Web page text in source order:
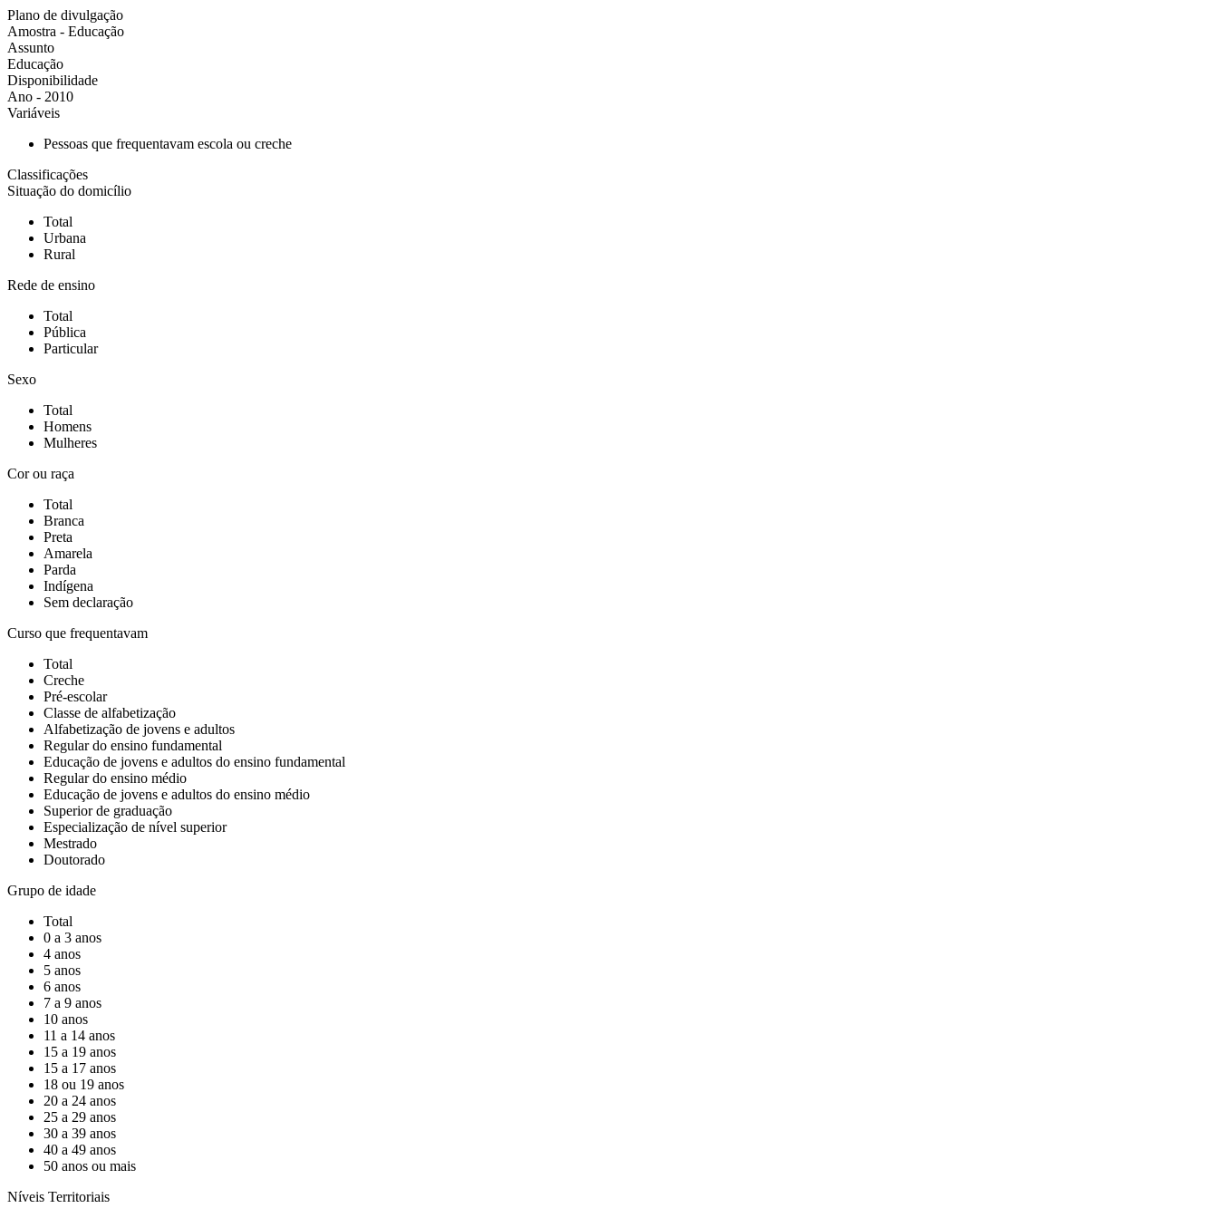
Plano de divulgação
Amostra - Educação
Assunto
Educação
Disponibilidade
Ano - 2010
Variáveis
Pessoas que frequentavam escola ou creche
Classificações
Situação do domicílio
Total
Urbana
Rural
Rede de ensino
Total
Pública
Particular
Sexo
Total
Homens
Mulheres
Cor ou raça
Total
Branca
Preta
Amarela
Parda
Indígena
Sem declaração
Curso que frequentavam
Total
Creche
Pré-escolar
Classe de alfabetização
Alfabetização de jovens e adultos
Regular do ensino fundamental
Educação de jovens e adultos do ensino fundamental
Regular do ensino médio
Educação de jovens e adultos do ensino médio
Superior de graduação
Especialização de nível superior
Mestrado
Doutorado
Grupo de idade
Total
0 a 3 anos
4 anos
5 anos
6 anos
7 a 9 anos
10 anos
11 a 14 anos
15 a 19 anos
15 a 17 anos
18 ou 19 anos
20 a 24 anos
25 a 29 anos
30 a 39 anos
40 a 49 anos
50 anos ou mais
Níveis Territoriais